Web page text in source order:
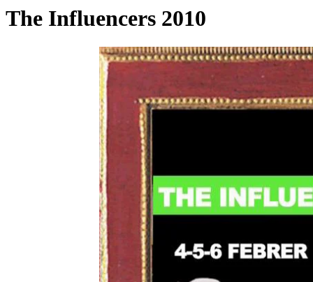
The Influencers 2010